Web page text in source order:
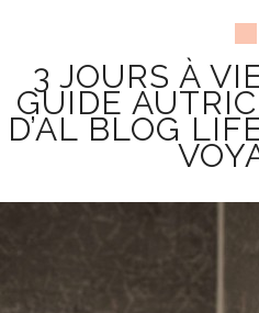
3 JOURS À
GUIDE
D’AL BLOG